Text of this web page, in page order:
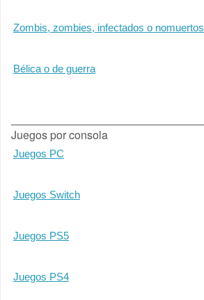
Zombis, zombies, infectados o nomuertos
Bélica o de guerra
Juegos por consola
Juegos PC
Juegos Switch
Juegos PS5
Juegos PS4